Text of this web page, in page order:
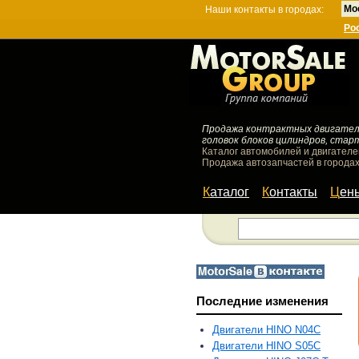
Наши контакты в городах:
Продажа контрактных
головок блоков цилиндров,
Каталог автомобилей и
Продажа автозапчастей в
Каталог Контакты
Последние изменения
Двигатели HINO N04C
Двигатели HINO S05C